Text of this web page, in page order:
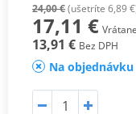
24,00 €(ušetríte 6,89
17,11 €
13,91 € Bez DPH
Na objednávku